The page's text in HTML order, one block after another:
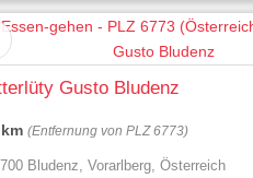
Gusto Bludenz
(Entfernung von PLZ 6773)
Bludenz, Vorarlberg, Österreich